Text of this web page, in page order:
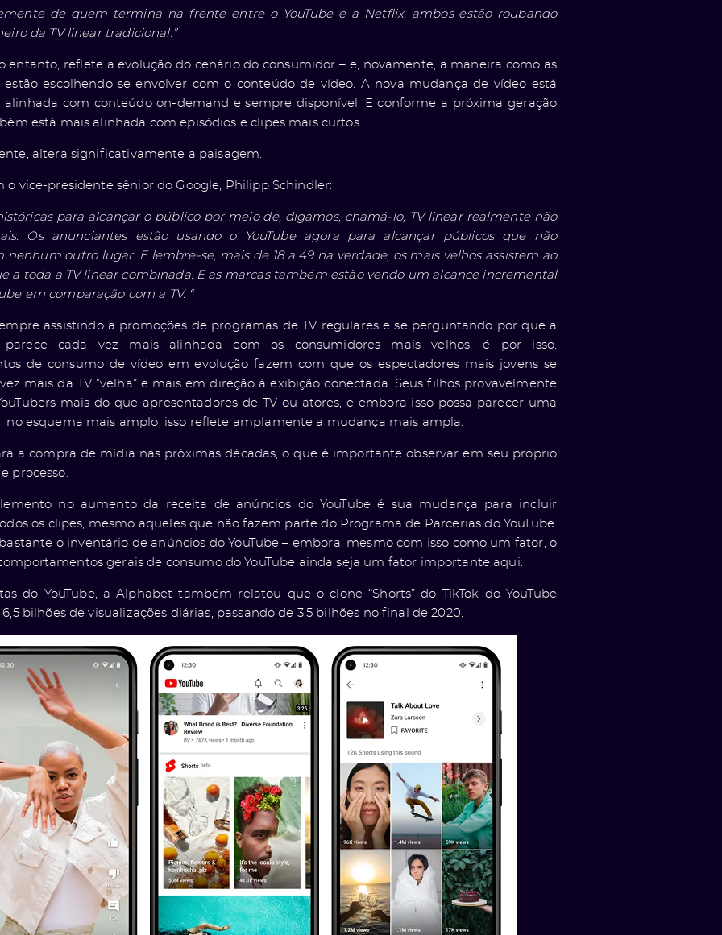
de quem termina na frente entre o YouTube e a Netflix, ambos estão roubando
da TV linear tradicional.”
entanto, reflete a evolução do cenário do consumidor – e, novamente, a maneira como as
estão escolhendo se envolver com o conteúdo de vídeo. A nova mudança de vídeo está
alinhada com conteúdo on-demand e sempre disponível. E conforme a próxima geração
está mais alinhada com episódios e clipes mais curtos.
altera significativamente a paisagem.
o vice-presidente sênior do Google, Philipp Schindler:
para alcançar o público por meio de, digamos, chamá-lo, TV linear realmente não
Os anunciantes estão usando o YouTube agora para alcançar públicos que não
outro lugar. E lembre-se, mais de 18 a 49 na verdade, os mais velhos assistem ao
a toda a TV linear combinada. E as marcas também estão vendo um alcance incremental
em comparação com a TV. “
assistindo a promoções de programas de TV regulares e se perguntando por que a
parece cada vez mais alinhada com os consumidores mais velhos, é por isso.
de consumo de vídeo em evolução fazem com que os espectadores mais jovens se
mais da TV ”velha” e mais em direção à exibição conectada. Seus filhos provavelmente
mais do que apresentadores de TV ou atores, e embora isso possa parecer uma
no esquema mais amplo, isso reflete amplamente a mudança mais ampla.
a compra de mídia nas próximas décadas, o que é importante observar em seu próprio
processo.
no aumento da receita de anúncios do YouTube é sua mudança para incluir
os clipes, mesmo aqueles que não fazem parte do Programa de Parcerias do YouTube.
o inventário de anúncios do YouTube – embora, mesmo com isso como um fator, o
gerais de consumo do YouTube ainda seja um fator importante aqui.
do YouTube, a Alphabet também relatou que o clone “Shorts” do TikTok do YouTube
​​bilhões de visualizações diárias, passando de 3,5 bilhões no final de 2020.